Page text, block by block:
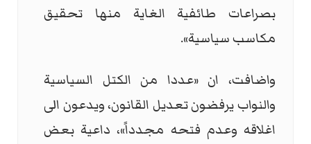
بصراعات طائفية الغاية منها تحقيق
مكاسب سياسية».
واضافت، ان «عددا من الكتل السياسية
والنواب يرفضون تعديل القانون، ويدعون الى
اغلاقه وعدم فتحه مجدداً»، داعية بعض